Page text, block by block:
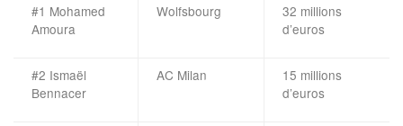
#1 Mohamed
Amoura
Wolfsbourg
32 millions
d’euros
#2 Ismaël
Bennacer
AC Milan
15 millions
d’euros